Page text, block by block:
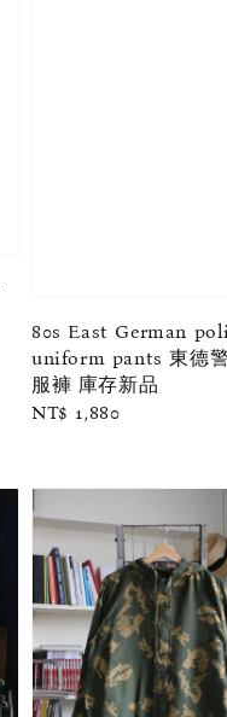
80s East German
uniform pants 東德
服褲 庫存新品
Regular
NT$ 1,880